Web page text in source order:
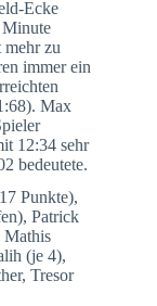
Ecke
Minute
mehr zu
immer ein
Max
12:34 sehr
bedeutete.
Punkte),
Patrick
Mathis
(je 4),
Tresor